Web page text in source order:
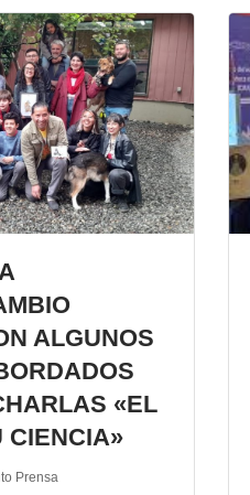
ALGUNOS
«EL
CIENCIA»
Prensa